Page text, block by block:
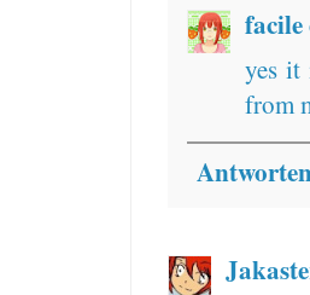
facile
yes it
from